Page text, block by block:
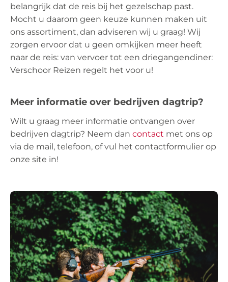
belangrijk dat de reis bij het gezelschap past.
Mocht u daarom geen keuze kunnen maken uit
ons assortiment, dan adviseren wij u graag! Wij
zorgen ervoor dat u geen omkijken meer heeft
naar de reis: van vervoer tot een driegangendiner:
Verschoor Reizen regelt het voor u!
Meer informatie over bedrijven dagtrip?
Wilt u graag meer informatie ontvangen over
bedrijven dagtrip? Neem dancontact met ons op
via de mail, telefoon, of vul het contactformulier op
onze site in!